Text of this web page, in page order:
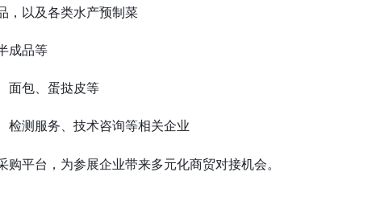
，以及各类水产预制菜
成品等
面包、蛋挞皮等
检测服务、技术咨询等相关企业
平台，为参展企业带来多元化商贸对接机会。